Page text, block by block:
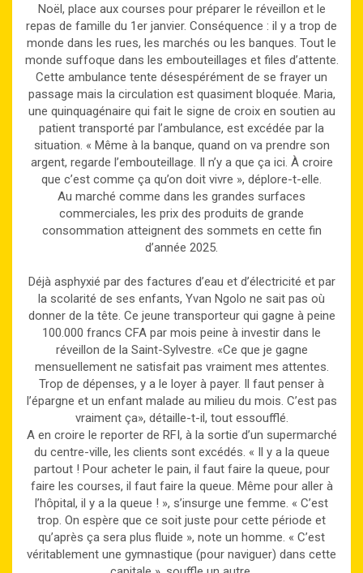
Noël, place aux courses pour préparer le réveillon et le
repas de famille du 1er janvier. Conséquence : il y a trop de
monde dans les rues, les marchés ou les banques. Tout le
monde suffoque dans les embouteillages et files d’attente.
Cette ambulance tente désespérément de se frayer un
passage mais la circulation est quasiment bloquée. Maria,
une quinquagénaire qui fait le signe de croix en soutien au
patient transporté par l’ambulance, est excédée par la
situation. « Même à la banque, quand on va prendre son
argent, regarde l’embouteillage. Il n’y a que ça ici. À croire
que c’est comme ça qu’on doit vivre », déplore-t-elle.
Au marché comme dans les grandes surfaces
commerciales, les prix des produits de grande
consommation atteignent des sommets en cette fin
d’année 2025.
Déjà asphyxié par des factures d’eau et d’électricité et par
la scolarité de ses enfants, Yvan Ngolo ne sait pas où
donner de la tête. Ce jeune transporteur qui gagne à peine
100.000 francs CFA par mois peine à investir dans le
réveillon de la Saint-Sylvestre. «Ce que je gagne
mensuellement ne satisfait pas vraiment mes attentes.
Trop de dépenses, y a le loyer à payer. Il faut penser à
l’épargne et un enfant malade au milieu du mois. C’est pas
vraiment ça», détaille-t-il, tout essoufflé.
A en croire le reporter de RFI, à la sortie d’un supermarché
du centre-ville, les clients sont excédés. « Il y a la queue
partout ! Pour acheter le pain, il faut faire la queue, pour
faire les courses, il faut faire la queue. Même pour aller à
l’hôpital, il y a la queue ! », s’insurge une femme. « C’est
trop. On espère que ce soit juste pour cette période et
qu’après ça sera plus fluide », note un homme. « C’est
véritablement une gymnastique (pour naviguer) dans cette